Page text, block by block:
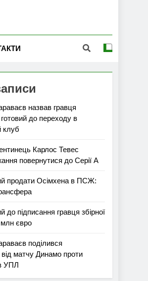
назвав гравця
до переходу в
клуб
Карлос Тевес
повернутися до Серії А
продати Осімхена в ПСЖ:
підписання гравця збірної
млн євро
поділився
від матчу Динамо проти
УПЛ